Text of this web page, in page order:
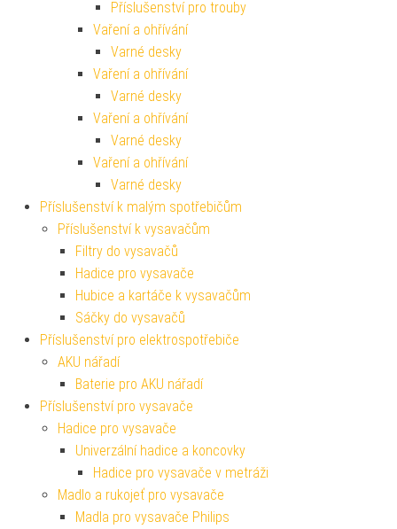
Příslušenství pro trouby
Vaření a ohřívání
Varné desky
Vaření a ohřívání
Varné desky
Vaření a ohřívání
Varné desky
Vaření a ohřívání
Varné desky
Příslušenství k malým spotřebičům
Příslušenství k vysavačům
Filtry do vysavačů
Hadice pro vysavače
Hubice a kartáče k vysavačům
Sáčky do vysavačů
Příslušenství pro elektrospotřebiče
AKU nářadí
Baterie pro AKU nářadí
Příslušenství pro vysavače
Hadice pro vysavače
Univerzální hadice a koncovky
Hadice pro vysavače v metráži
Madlo a rukojeť pro vysavače
Madla pro vysavače Philips